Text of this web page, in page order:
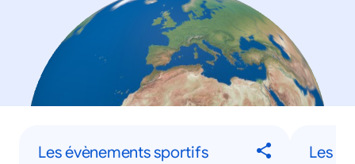
Les évènements sportifs
Les